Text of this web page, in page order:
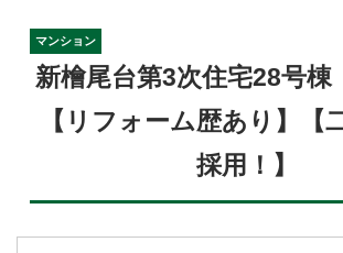
マンション
新檜尾台第3次住宅28号棟
【リフォーム歴あり】【
採用！】